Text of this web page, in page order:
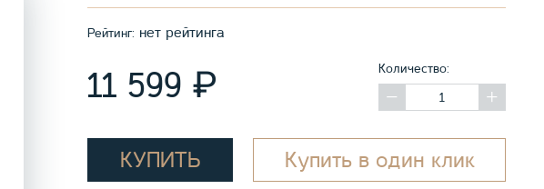
Рейтинг: нет рейтинга
11 599 ₽ Количество:
КУПИТЬ Купить в один клик